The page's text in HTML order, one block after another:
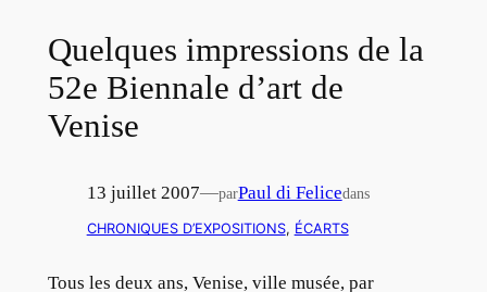
Quelques impressions de la
52e Biennale d’art de
Venise
13 juillet 2007—parPaul di Felicedans
CHRONIQUES D’EXPOSITIONS, ÉCARTS
Tous les deux ans, Venise, ville musée, par